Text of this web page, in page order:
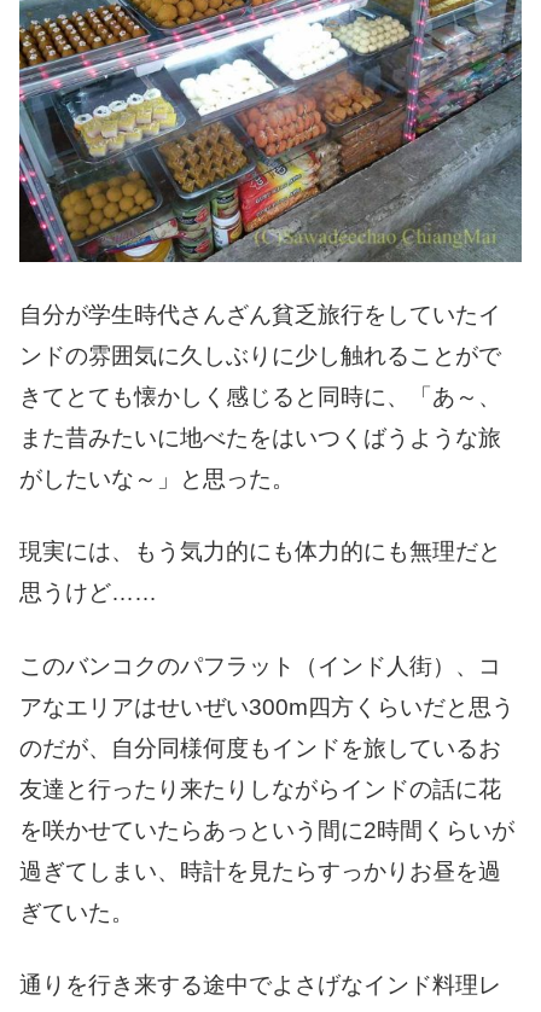
自分が学生時代さんざん貧乏旅行をしていたイ
ンドの雰囲気に久しぶりに少し触れることがで
きてとても懐かしく感じると同時に、「あ～、
また昔みたいに地べたをはいつくばうような旅
がしたいな～」と思った。
現実には、もう気力的にも体力的にも無理だと
思うけど……
このバンコクのパフラット（インド人街）、コ
アなエリアはせいぜい300m四方くらいだと思う
のだが、自分同様何度もインドを旅しているお
友達と行ったり来たりしながらインドの話に花
を咲かせていたらあっという間に2時間くらいが
過ぎてしまい、時計を見たらすっかりお昼を過
ぎていた。
通りを行き来する途中でよさげなインド料理レ